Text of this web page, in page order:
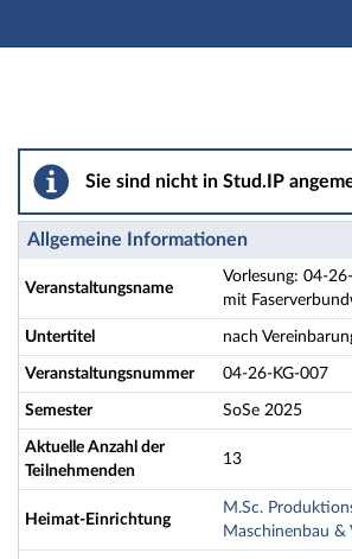
Hauptnavigation
Vorlesung: 04-26-KG-007
Sie sind nicht in Stud.IP
Allgemeine Informationen
Veranstaltungsname
Vorlesung: 04-
mit
Untertitel nach
Veranstaltungsnummer 04-26-KG-007
Semester SoSe 2025
Aktuelle Anzahl der
Teilnehmenden
13
Heimat-Einrichtung
M.Sc.
Maschinenbau &